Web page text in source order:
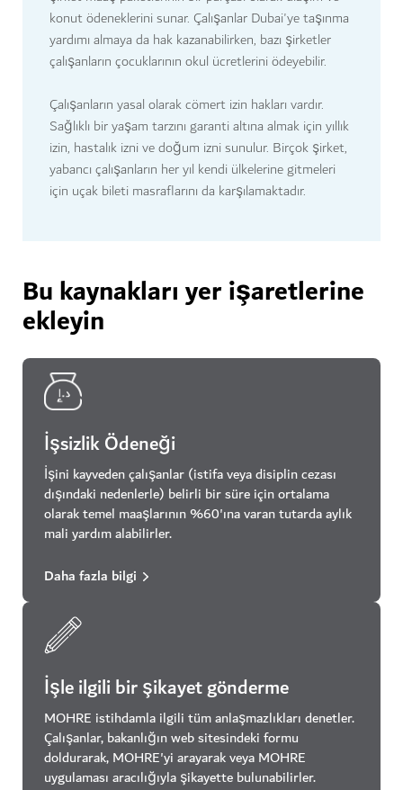
konut ödeneklerini sunar. Çalışanlar Dubai'ye taşınma
yardımı almaya da hak kazanabilirken, bazı şirketler
çalışanların çocuklarının okul ücretlerini ödeyebilir.
Çalışanların yasal olarak cömert izin hakları vardır.
Sağlıklı bir yaşam tarzını garanti altına almak için yıllık
izin, hastalık izni ve doğum izni sunulur. Birçok şirket,
yabancı çalışanların her yıl kendi ülkelerine gitmeleri
için uçak bileti masraflarını da karşılamaktadır.
Bu kaynakları yer işaretlerine
ekleyin
İşsizlik Ödeneği
İşini kayveden çalışanlar (istifa veya disiplin cezası
dışındaki nedenlerle) belirli bir süre için ortalama
olarak temel maaşlarının %60'ına varan tutarda aylık
mali yardım alabilirler.
Daha fazla bilgi
İşle ilgili bir şikayet gönderme
MOHRE istihdamla ilgili tüm anlaşmazlıkları denetler.
Çalışanlar, bakanlığın web sitesindeki formu
doldurarak, MOHRE'yi arayarak veya MOHRE
uygulaması aracılığıyla şikayette bulunabilirler.